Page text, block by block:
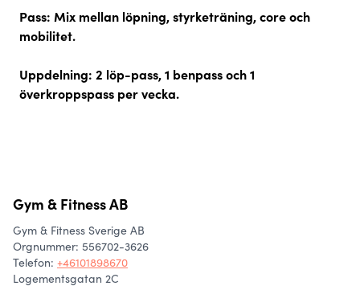
Pass: Mix mellan löpning, styrketräning, core och
mobilitet.
Uppdelning: 2 löp-pass, 1 benpass och 1
överkroppspass per vecka.
Gym & Fitness AB
Gym & Fitness Sverige AB
Orgnummer: 556702-3626
Telefon: +46101898670
Logementsgatan 2C